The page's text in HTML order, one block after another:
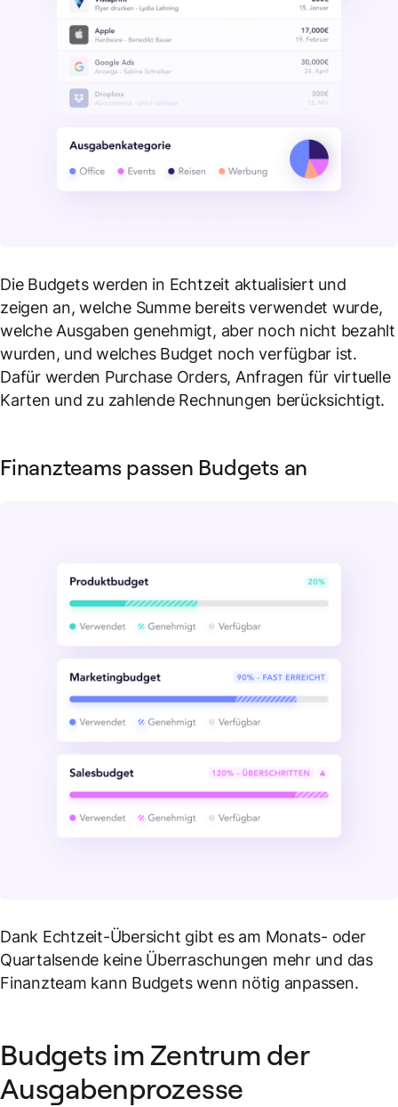
Die Budgets werden in Echtzeit aktualisiert und
zeigen an, welche Summe bereits verwendet wurde,
welche Ausgaben genehmigt, aber noch nicht bezahlt
wurden, und welches Budget noch verfügbar ist.
Dafür werden Purchase Orders, Anfragen für virtuelle
Karten und zu zahlende Rechnungen berücksichtigt.
Finanzteams passen Budgets an
Dank Echtzeit-Übersicht gibt es am Monats- oder
Quartalsende keine Überraschungen mehr und das
Finanzteam kann Budgets wenn nötig anpassen.
Budgets im Zentrum der
Ausgabenprozesse